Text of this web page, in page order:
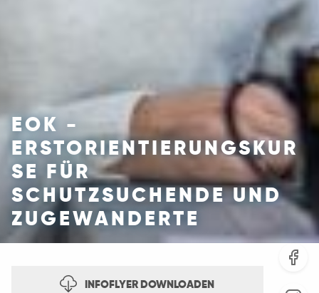
EOK -
ERSTORIENTIERUNGSKUR
SE FÜR
SCHUTZSUCHENDE UND
ZUGEWANDERTE
INFOFLYER DOWNLOADEN